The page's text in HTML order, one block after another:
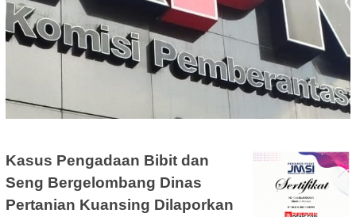
Kasus Pengadaan Bibit dan
Seng Bergelombang Dinas
Pertanian Kuansing Dilaporkan